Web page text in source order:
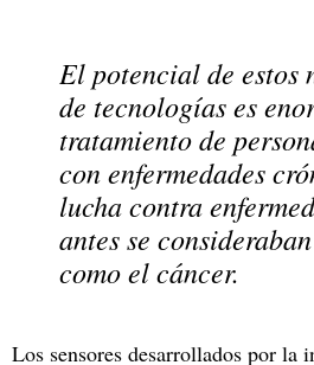
El potencial de estos
de tecnologías es
tratamiento de
con enfermedades
lucha contra
antes se
como el cáncer.
Los sensores desarrollados por la